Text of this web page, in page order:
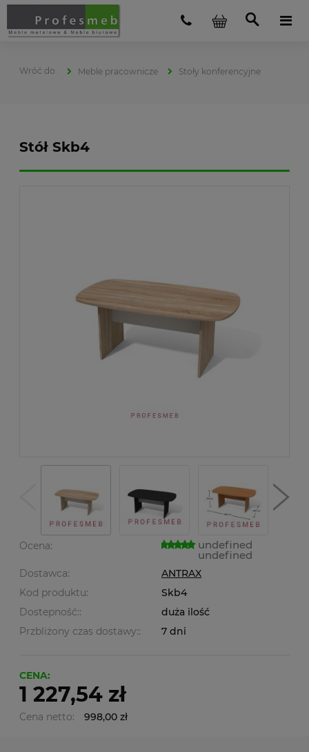
Meble pracownicze Stoły konferencyjne
Stół Skb4
Ocena: undefined
undefined
Dostawca:
ANTRAX
Kod produktu:
Skb4
Dostepność::
duża ilość
Przbliżony czas dostawy::
7 dni
CENA:
1 227,54 zł
Cena netto: 998,00 zł